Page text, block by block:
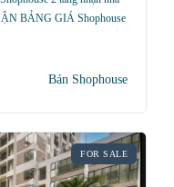
BẢNG GIÁ Shophouse
Bán Shophouse
FOR SALE